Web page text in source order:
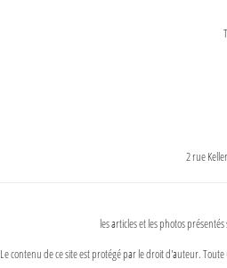
2 rue
les articles et les photos
Le contenu de ce site est protégé par le droit d'auteur.